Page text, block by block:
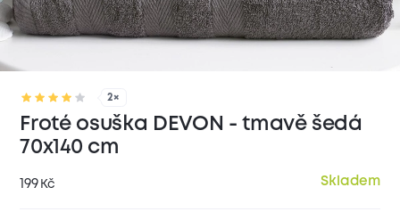
2×
Froté osuška DEVON - tmavě šedá
70x140 cm
199 Kč Skladem